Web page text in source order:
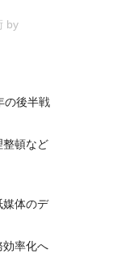
by
の後半戦
整頓など
媒体のデ
効率化へ